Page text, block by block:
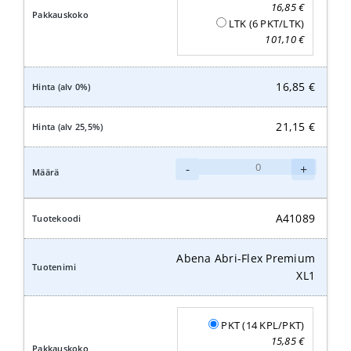
16,85€
LTK (6 PKT/LTK)
101,10€
16,85 €
21,15 €
-
Flex
XL2
määrä
+
A41089
Abena Abri-Flex Premium
XL1
PKT (14 KPL/PKT)
15,85€